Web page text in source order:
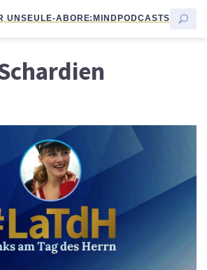
UNSEULE-ABORE:MINDPODCASTS